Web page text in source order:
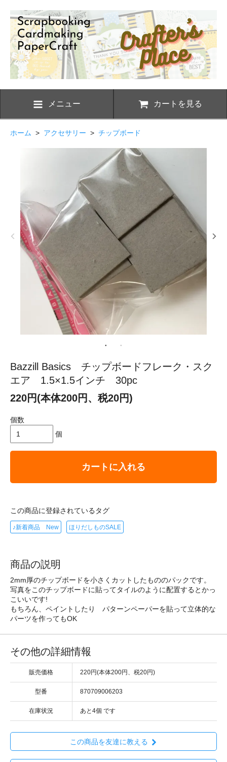
メニュー カートを見る
ホーム > アクセサリー > チップボード
Bazzill Basics チップボードフレーク・スク
エア 1.5×1.5インチ 30pc
220円(本体200円、税20円)
個数
個
カートに入れる
この商品に登録されているタグ
♪新着商品 New ほりだしものSALE
商品の説明
2mm厚のチップボードを小さくカットしたもののパックです。
写真をこのチップボードに貼ってタイルのように配置するとかっ
こいいです!
もちろん、ペイントしたり パターンペーパーを貼って立体的な
パーツを作ってもOK
その他の詳細情報
販売価格 220円(本体200円、税20円)
型番 870709006203
在庫状況 あと4個 です
この商品を友達に教える